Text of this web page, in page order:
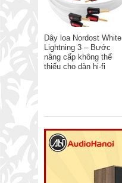
Dây loa Nordost White
Lightning 3 – Bước
nâng cấp không thể
thiếu cho dàn hi-fi